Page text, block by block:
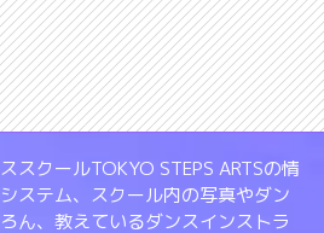
スクールTOKYO STEPS ARTSの情
ステム、スクール内の写真やダン
ん、教えているダンスインストラ